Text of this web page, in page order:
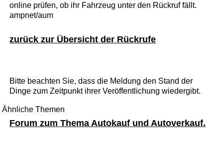
online prüfen, ob ihr Fahrzeug unter den Rückruf fällt.
ampnet/aum
zurück zur Übersicht der Rückrufe
Bitte beachten Sie, dass die Meldung den Stand der
Dinge zum Zeitpunkt ihrer Veröffentlichung wiedergibt.
Ähnliche Themen
Forum zum Thema Autokauf und Autoverkauf.